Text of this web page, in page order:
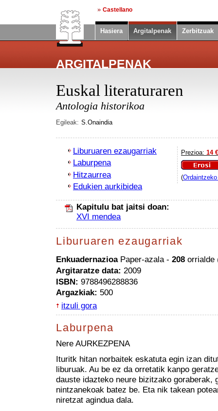
» Castellano
Hasiera Argitalpenak Zerbitzuak
ARGITALPENAK
Euskal literaturaren
Antologia historikoa
Egileak: S.Onaindia
Prezioa: 14 €
Erosi
(
Liburuaren ezaugarriak
Laburpena
Hitzaurrea
Edukien aurkibidea
Kapitulu bat jaitsi doan:
XVI mendea
Liburuaren ezaugarriak
EnkuadernazioaPaper-azala - 208 orrialde
Argitaratze data: 2009
ISBN: 9788496288836
Argazkiak: 500
itzuli gora
Laburpena
Nere AURKEZPENA
Ituritk hitan norbaitek eskatuta egin izan
liburuak. Au be ez da orretatik kanpo
dauste idazteko neure bizitzako goraberak,
nintzanekoak batez be. Eta nik takean
niretzat agindua dala.